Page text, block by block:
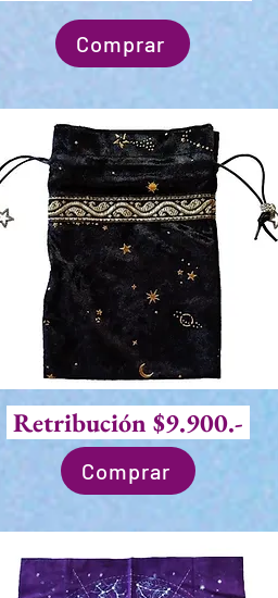
Comprar
Retribución $9.900.-
Comprar